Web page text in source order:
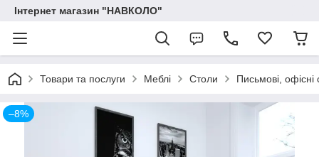
Інтернет магазин "НАВКОЛО"
Товари та послуги Меблі Столи Письмові, офісні
–8%